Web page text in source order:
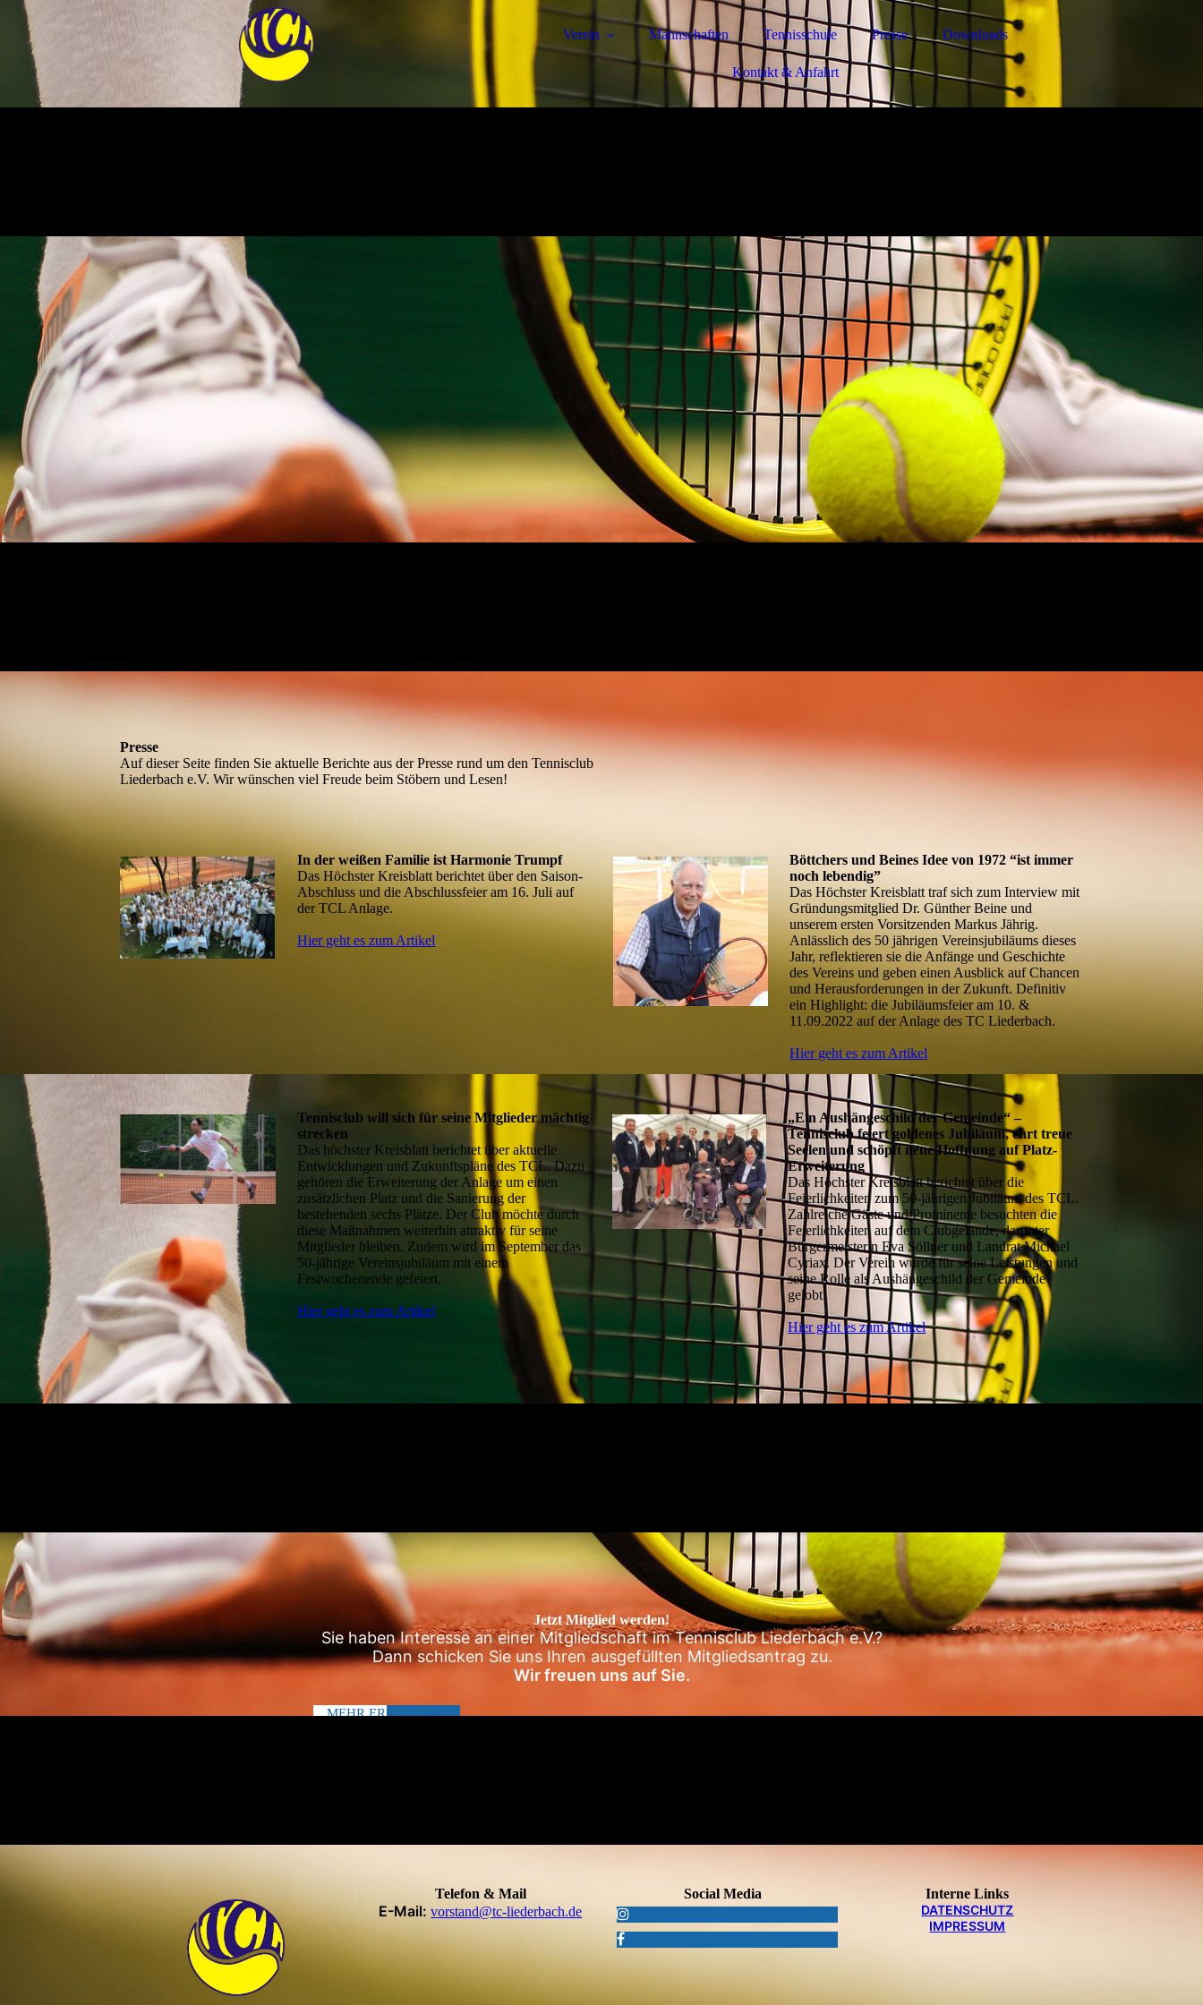
Verein Mannschaften Tennisschule Presse Downloads
Kontakt & Anfahrt
Presse
Auf dieser Seite finden Sie aktuelle Berichte aus der Presse rund um den Tennisclub
Liederbach e.V. Wir wünschen viel Freude beim Stöbern und Lesen!
In der weißen Familie ist Harmonie Trumpf
Das Höchster Kreisblatt berichtet über den Saison-
Abschluss und die Abschlussfeier am 16. Juli auf
der TCL Anlage.
Hier geht es zum Artikel
Böttchers und Beines Idee von 1972 “ist immer
noch lebendig”
Das Höchster Kreisblatt traf sich zum Interview mit
Gründungsmitglied Dr. Günther Beine und
unserem ersten Vorsitzenden Markus Jährig.
Anlässlich des 50 jährigen Vereinsjubiläums dieses
Jahr, reflektieren sie die Anfänge und Geschichte
des Vereins und geben einen Ausblick auf Chancen
und Herausforderungen in der Zukunft. Definitiv
ein Highlight: die Jubiläumsfeier am 10. &
11.09.2022 auf der Anlage des TC Liederbach.
Hier geht es zum Artikel
Tennisclub will sich für seine Mitglieder mächtig
strecken
Das höchster Kreisblatt berichtet über aktuelle
Entwicklungen und Zukunftspläne des TCL. Dazu
gehören die Erweiterung der Anlage um einen
zusätzlichen Platz und die Sanierung der
bestehenden sechs Plätze. Der Club möchte durch
diese Maßnahmen weiterhin attraktiv für seine
Mitglieder bleiben. Zudem wird im September das
50-jährige Vereinsjubiläum mit einem
Festwochenende gefeiert.
Hier geht es zum Artikel
„Ein Aushängeschild der Gemeinde“ –
Tennisclub feiert goldenes Jubiläum, ehrt treue
Seelen und schöpft neue Hoffnung auf Platz-
Erweiterung
Das Höchster Kreisblatt berichtet über die
Feierlichkeiten zum 50-jährigen Jubiläum des TCL.
Zahlreiche Gäste und Prominente besuchten die
Feierlichkeiten auf dem Clubgelände, darunter
Bürgermeisterin Eva Söllner und Landrat Michael
Cyriax. Der Verein wurde für seine Leistungen und
seine Rolle als Aushängeschild der Gemeinde
gelobt.
Hier geht es zum Artikel
Jetzt Mitglied werden!
Sie haben Interesse an einer Mitgliedschaft im Tennisclub Liederbach e.V.?
Dann schicken Sie uns Ihren ausgefüllten Mitgliedsantrag zu.
Wir freuen uns auf Sie.
MEHR ERFAHREN ›
Telefon & Mail
E-Mail:vorstand@tc-liederbach.de
Social Media
Interne Links
DATEN­SCHUTZ
IMPRESSUM